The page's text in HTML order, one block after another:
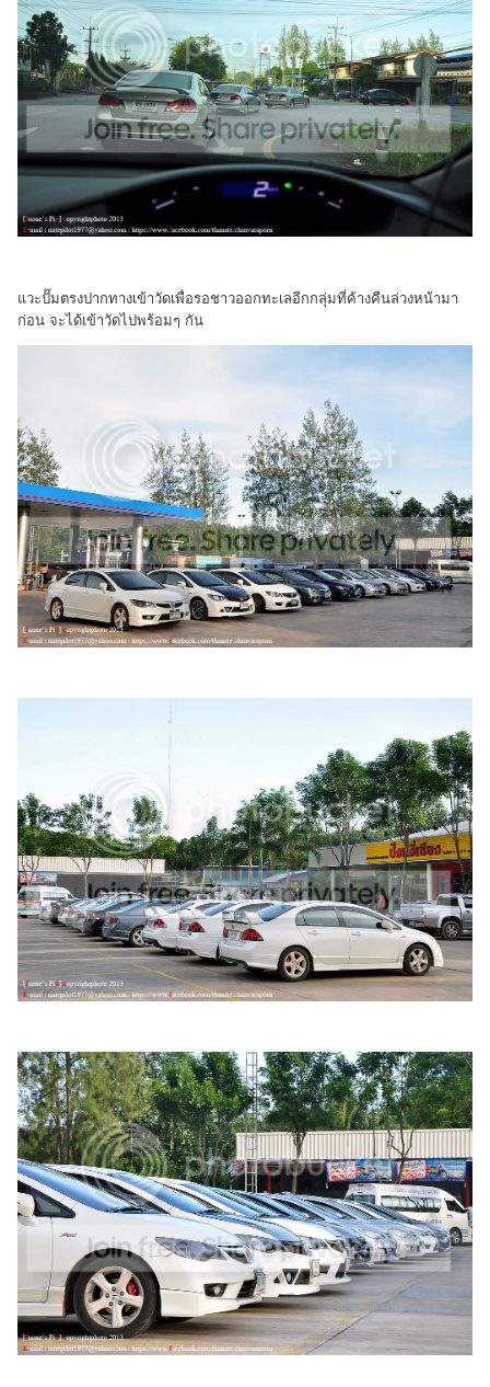
แวะปั๊มตรงปากทางเข้าวัดเพื่อรอชาวออกทะเลอีกกลุ่มที่ค้างคืนล่วงหน้ามา
ก่อน จะได้เข้าวัดไปพร้อมๆ กัน